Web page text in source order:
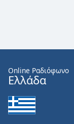
Online Ραδιόφωνο
Ελλάδα